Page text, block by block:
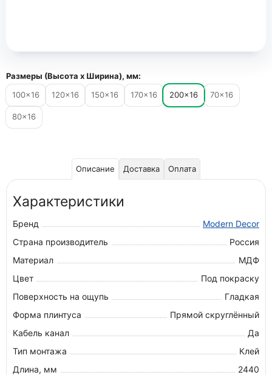
Размеры (Высота х Ширина), мм:
100×16
120×16 150×16 170×16 200×16 70×16
80×16
Описание Доставка Оплата
Характеристики
Бренд
Modern Decor
Страна производитель
Россия
Материал
МДФ
Цвет
Под покраску
Поверхность на ощупь
Гладкая
Форма плинтуса
Прямой скруглённый
Кабель канал
Да
Тип монтажа
Клей
Длина, мм
2440